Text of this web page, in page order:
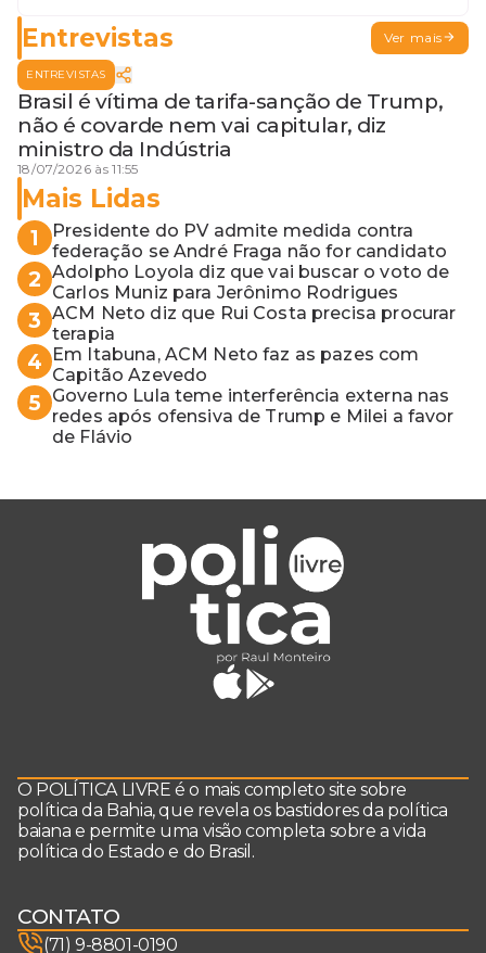
Entrevistas Ver mais
ENTREVISTAS
Brasil é vítima de tarifa-sanção de Trump,
não é covarde nem vai capitular, diz
ministro da Indústria
18/07/2026 às 11:55
Mais Lidas
1
Presidente do PV admite medida contra
federação se André Fraga não for candidato
2 Adolpho Loyola diz que vai buscar o voto de
Carlos Muniz para Jerônimo Rodrigues
3 ACM Neto diz que Rui Costa precisa procurar
terapia
4
Em Itabuna, ACM Neto faz as pazes com
Capitão Azevedo
5
Governo Lula teme interferência externa nas
redes após ofensiva de Trump e Milei a favor
de Flávio
O POLÍTICA LIVRE é o mais completo site sobre
política da Bahia, que revela os bastidores da política
baiana e permite uma visão completa sobre a vida
política do Estado e do Brasil.
CONTATO
(71) 9-8801-0190